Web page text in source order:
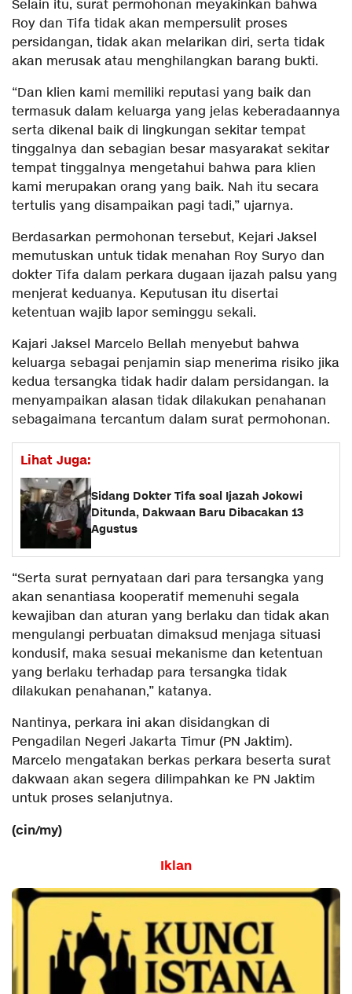
Selain itu, surat permohonan meyakinkan bahwa
Roy dan Tifa tidak akan mempersulit proses
persidangan, tidak akan melarikan diri, serta tidak
akan merusak atau menghilangkan barang bukti.
“Dan klien kami memiliki reputasi yang baik dan
termasuk dalam keluarga yang jelas keberadaannya
serta dikenal baik di lingkungan sekitar tempat
tinggalnya dan sebagian besar masyarakat sekitar
tempat tinggalnya mengetahui bahwa para klien
kami merupakan orang yang baik. Nah itu secara
tertulis yang disampaikan pagi tadi,” ujarnya.
Berdasarkan permohonan tersebut, Kejari Jaksel
memutuskan untuk tidak menahan Roy Suryo dan
dokter Tifa dalam perkara dugaan ijazah palsu yang
menjerat keduanya. Keputusan itu disertai
ketentuan wajib lapor seminggu sekali.
Kajari Jaksel Marcelo Bellah menyebut bahwa
keluarga sebagai penjamin siap menerima risiko jika
kedua tersangka tidak hadir dalam persidangan. Ia
menyampaikan alasan tidak dilakukan penahanan
sebagaimana tercantum dalam surat permohonan.
Lihat Juga:
Sidang Dokter Tifa soal Ijazah Jokowi
Ditunda, Dakwaan Baru Dibacakan 13
Agustus
“Serta surat pernyataan dari para tersangka yang
akan senantiasa kooperatif memenuhi segala
kewajiban dan aturan yang berlaku dan tidak akan
mengulangi perbuatan dimaksud menjaga situasi
kondusif, maka sesuai mekanisme dan ketentuan
yang berlaku terhadap para tersangka tidak
dilakukan penahanan,” katanya.
Nantinya, perkara ini akan disidangkan di
Pengadilan Negeri Jakarta Timur (PN Jaktim).
Marcelo mengatakan berkas perkara beserta surat
dakwaan akan segera dilimpahkan ke PN Jaktim
untuk proses selanjutnya.
(cin/my)
Iklan